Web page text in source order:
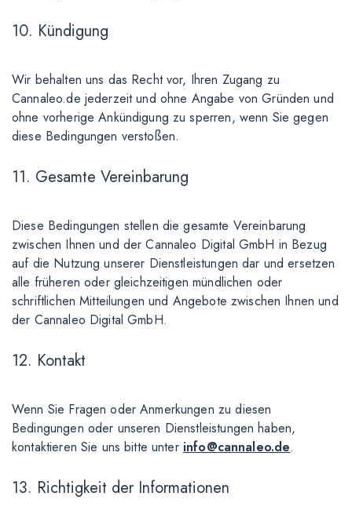
10. Kündigung
Wir behalten uns das Recht vor, Ihren Zugang zu
Cannaleo.de jederzeit und ohne Angabe von Gründen und
ohne vorherige Ankündigung zu sperren, wenn Sie gegen
diese Bedingungen verstoßen.
11. Gesamte Vereinbarung
Diese Bedingungen stellen die gesamte Vereinbarung
zwischen Ihnen und der Cannaleo Digital GmbH in Bezug
auf die Nutzung unserer Dienstleistungen dar und ersetzen
alle früheren oder gleichzeitigen mündlichen oder
schriftlichen Mitteilungen und Angebote zwischen Ihnen und
der Cannaleo Digital GmbH.
12. Kontakt
Wenn Sie Fragen oder Anmerkungen zu diesen
Bedingungen oder unseren Dienstleistungen haben,
kontaktieren Sie uns bitte unter info@cannaleo.de.
13. Richtigkeit der Informationen